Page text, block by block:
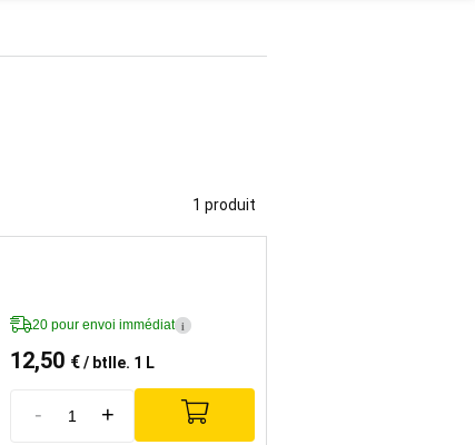
1 produit
20 pour envoi immédiat i
12,50 €/ btlle. 1 L
- +